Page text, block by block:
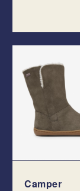
Camper